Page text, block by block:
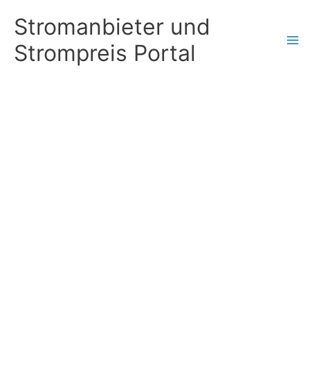
Inhalt
springen
Stromanbieter und
Strompreis Portal